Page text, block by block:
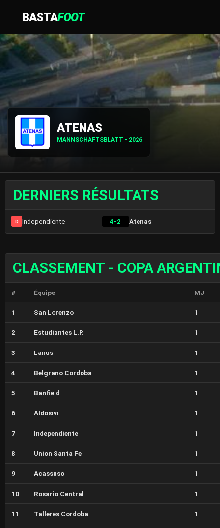
BASTAFOOT
ATENAS
MANNSCHAFTSBLATT - 2026
DERNIERS RÉSULTATS
D Independiente 4-2 Atenas
CLASSEMENT - COPA
# Équipe MJ
1 San Lorenzo 1
2 Estudiantes L.P. 1
3 Lanus 1
4 Belgrano Cordoba 1
5 Banfield 1
6 Aldosivi 1
7 Independiente 1
8 Union Santa Fe 1
9 Acassuso 1
10 Rosario Central 1
11 Talleres Cordoba 1